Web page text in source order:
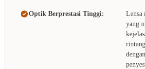
Optik Berprestasi Tinggi:
Lensa
yang